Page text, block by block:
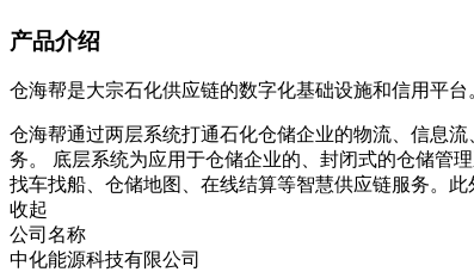
产品介绍
仓海帮是大宗石化供应链的数字化基础设施和信用平台
仓海帮通过两层系统打通石化仓储企业的物流、信息
务。 底层系统为应用于仓储企业的、封闭式的仓储管
找车找船、仓储地图、在线结算等智慧供应链服务。
收起
公司名称
中化能源科技有限公司